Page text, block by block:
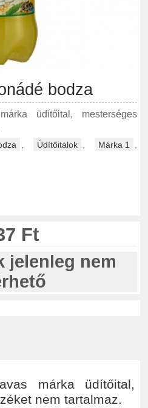
bodza
üdítőital, mesterséges
Üdítőitalok Márka 1
Ft
jelenleg nem
márka üdítőital,
nem tartalmaz.